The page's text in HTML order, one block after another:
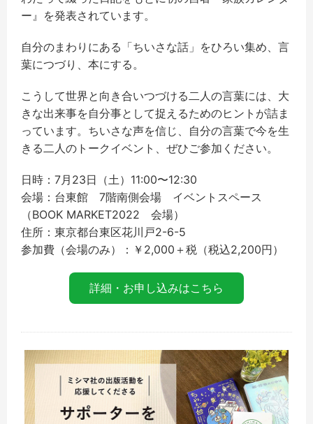
ー』を発表されています。
自分のまわりにある「ちいさな話」をひろい集め、言
葉につづり、本にする。
こうして世界と向き合いつづける二人の言葉には、大
きな出来事を自分事として捉えるためのヒントが詰ま
っています。ちいさな声を信じ、自分の言葉で今を生
きる二人のトークイベント、ぜひご参加ください。
日時：7月23日（土）11:00〜12:30
会場：台東館 7階南側会場 イベントスペース
（BOOK MARKET2022 会場）
住所：東京都台東区花川戸2-6-5
参加費（会場のみ）：￥2,000＋税（税込2,200円）
詳細・お申し込みはこちら